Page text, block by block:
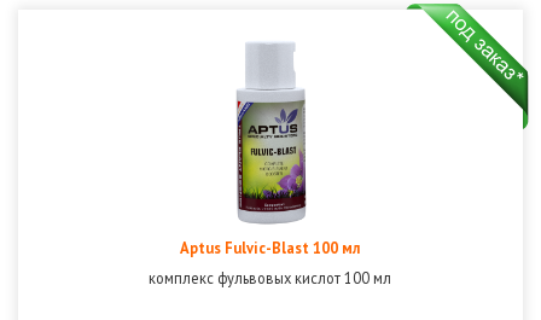
Aptus Fulvic-Blast 100 мл
комплекс фульвовых кислот 100 мл